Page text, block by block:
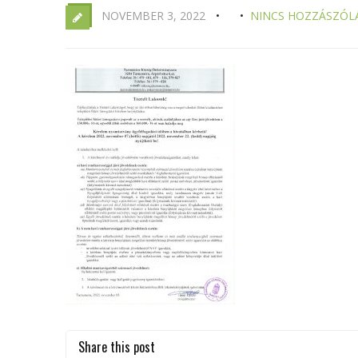
NOVEMBER 3, 2022 NINCS
Share this post